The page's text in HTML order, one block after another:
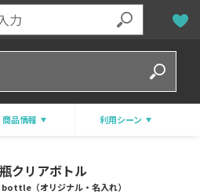
商品情報 利用シーン
クリアボトル
（オリジナル・名入れ）